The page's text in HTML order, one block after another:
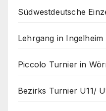
Südwestdeutsche
Lehrgang in Ingelheim
Piccolo Turnier in
Bezirks Turnier U11/